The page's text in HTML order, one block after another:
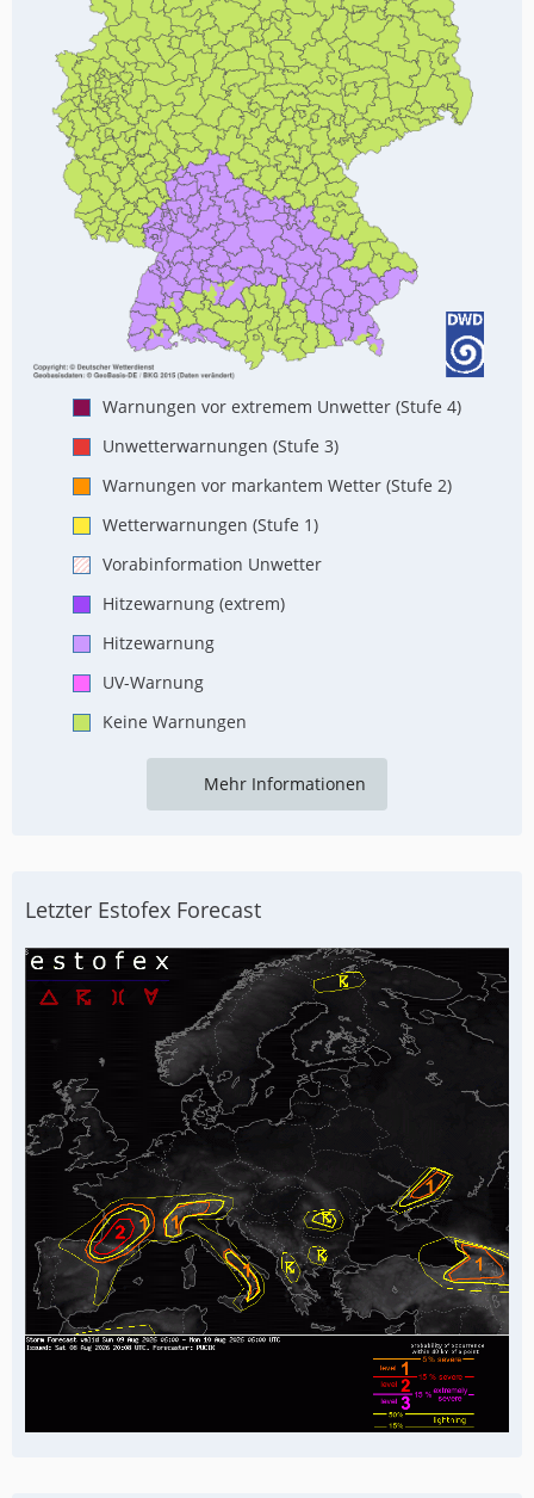
Warnungen vor extremem Unwetter (Stufe 4)
Unwetterwarnungen (Stufe 3)
Warnungen vor markantem Wetter (Stufe 2)
Wetterwarnungen (Stufe 1)
Vorabinformation Unwetter
Hitzewarnung (extrem)
Hitzewarnung
UV-Warnung
Keine Warnungen
Mehr Informationen
Letzter Estofex Forecast